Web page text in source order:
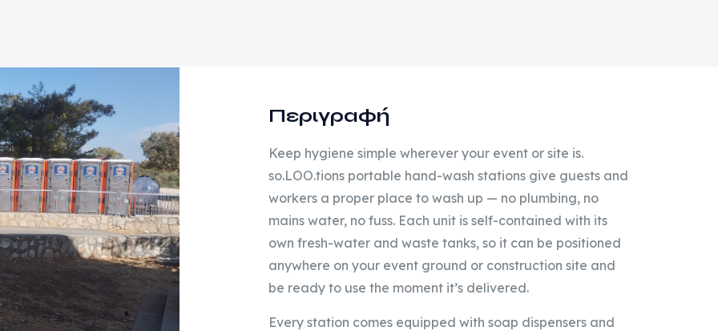
Περιγραφή
Keep hygiene simple wherever your event or site is.
so.LOO.tions portable hand-wash stations give guests and
workers a proper place to wash up — no plumbing, no
mains water, no fuss. Each unit is self-contained with its
own fresh-water and waste tanks, so it can be positioned
anywhere on your event ground or construction site and
be ready to use the moment it’s delivered.
Every station comes equipped with soap dispensers and